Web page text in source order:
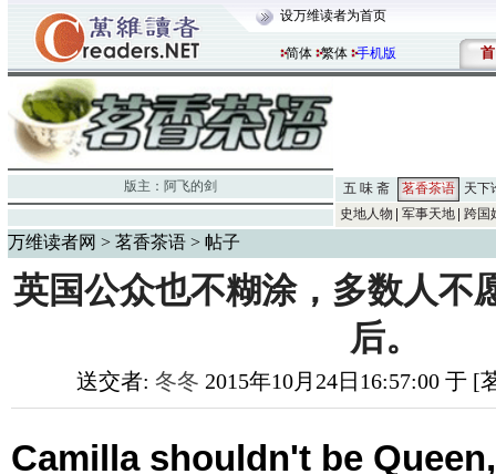
设万维读者为首页
简体 繁体 手机版 首
版主： 阿飞的剑 五 味 斋 茗香茶语
天下
史地人物
军事天地 跨国
万维读者网 > 茗香茶语 > 帖子
英国公众也不糊涂，多数人不
后。
送交者: 冬冬 2015年10月24日16:57:00 于
Camilla shouldn't be